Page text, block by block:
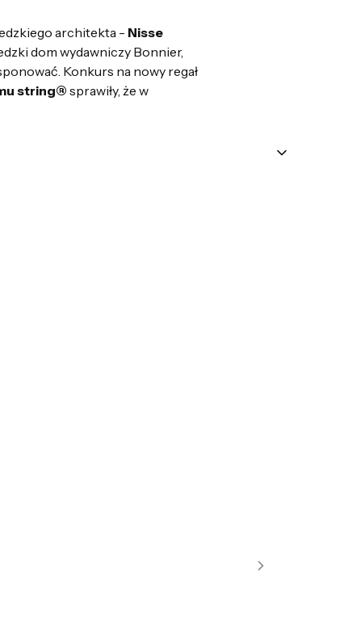
architekta - Nisse
dom wydawniczy Bonnier,
Konkurs na nowy regał
string®sprawiły, że w